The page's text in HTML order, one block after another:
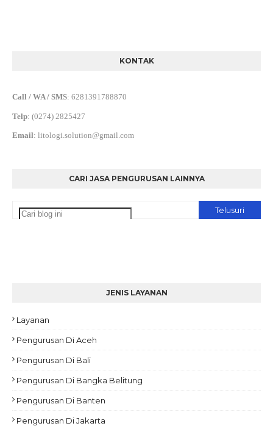
KONTAK
Call / WA / SMS: 6281391788870
Telp: (0274) 2825427
Email: litologi.solution@gmail.com
CARI JASA PENGURUSAN LAINNYA
JENIS LAYANAN
Layanan
Pengurusan Di Aceh
Pengurusan Di Bali
Pengurusan Di Bangka Belitung
Pengurusan Di Banten
Pengurusan Di Jakarta